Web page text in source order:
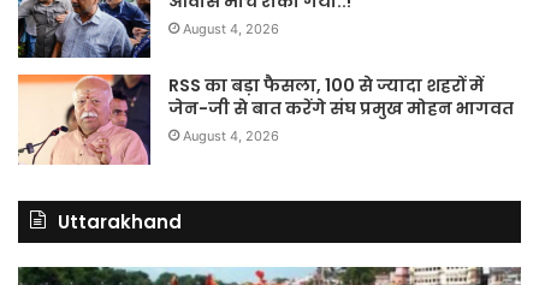
August 4, 2026
RSS का बड़ा फैसला, 100 से ज्यादा शहरों में
जेन-जी से बात करेंगे संघ प्रमुख मोहन भागवत
August 4, 2026
Uttarakhand